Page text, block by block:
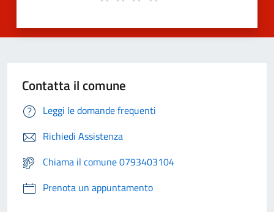
Contatta il comune
Leggi le domande frequenti
Richiedi Assistenza
Chiama il comune 0793403104
Prenota un appuntamento